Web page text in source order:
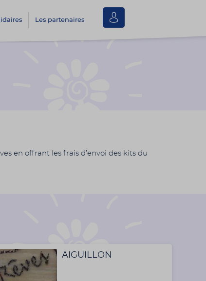
Les partenaires
connecter
en offrant les frais d’envoi des kits du
AIGUILLON